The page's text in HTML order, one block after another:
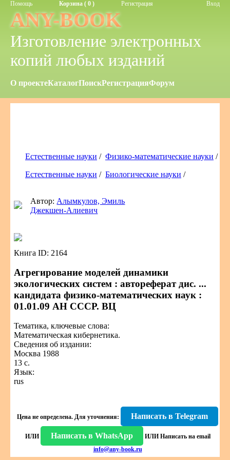
Помощь Корзина ( 0 ) Регистрация Вход
ANY-BOOK
Изготовление электронных
копий любых изданий
О проектеКаталогПоискРегистрацияФорум
Естественные науки / Физико-математические науки /
Естественные науки / Биологические науки /
Автор: Алымкулов, Эмиль
Джекшен-Алиевич
Книга ID: 2164
Агрегирование моделей динамики
экологических систем : автореферат дис. ...
кандидата физико-математических наук :
01.01.09 АН СССР. ВЦ
Тематика, ключевые слова:
Математическая кибернетика.
Сведения об издании:
Москва 1988
13 с.
Язык:
rus
Цена не определена. Для уточнения: Написать в Telegram
ИЛИ Написать в WhatsApp ИЛИ Написать на email
info@any-book.ru